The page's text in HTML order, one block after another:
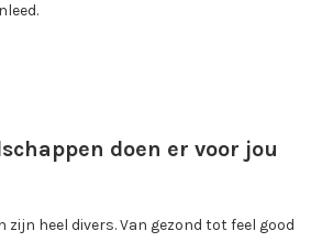
doen er voor jou
heel divers. Van gezond tot feel good